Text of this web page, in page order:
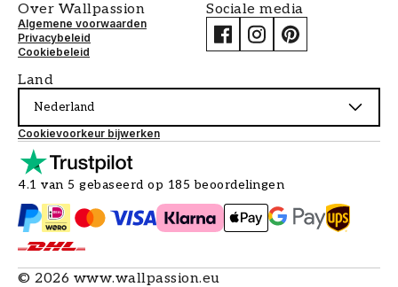
Over Wallpassion
Algemene voorwaarden
Privacybeleid
Cookiebeleid
Sociale media
Land
Nederland
Cookievoorkeur bijwerken
4.1 van 5 gebaseerd op 185 beoordelingen
© 2026 www.wallpassion.eu